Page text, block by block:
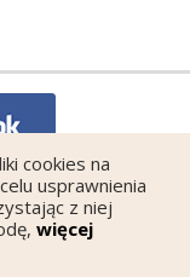
cookies na
usprawnienia
z niej
więcej